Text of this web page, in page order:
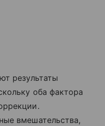
результаты
оба фактора
вмешательства,